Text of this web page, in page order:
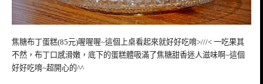
焦糖布丁蛋糕(85元)喔喔喔~這個上桌看起來就好好吃唷>///< 一吃果其
不然，布丁口感滑嫩，底下的蛋糕體吸滿了焦糖甜香迷人滋味啊~這個
好好吃唷~超開心的^^